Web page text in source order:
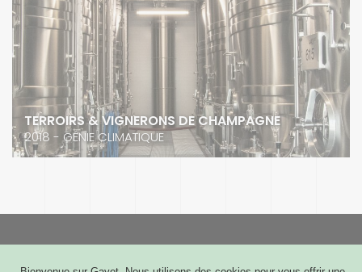
TERROIRS & VIGNERONS DE CHAMPAGNE
2018 - GÉNIE CLIMATIQUE